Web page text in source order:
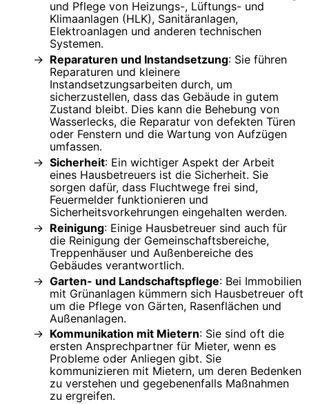
und Pflege von Heizungs-, Lüftungs- und
Klimaanlagen (HLK), Sanitäranlagen,
Elektroanlagen und anderen technischen
Systemen.
Reparaturen und Instandsetzung: Sie führen
Reparaturen und kleinere
Instandsetzungsarbeiten durch, um
sicherzustellen, dass das Gebäude in gutem
Zustand bleibt. Dies kann die Behebung von
Wasserlecks, die Reparatur von defekten Türen
oder Fenstern und die Wartung von Aufzügen
umfassen.
Sicherheit: Ein wichtiger Aspekt der Arbeit
eines Hausbetreuers ist die Sicherheit. Sie
sorgen dafür, dass Fluchtwege frei sind,
Feuermelder funktionieren und
Sicherheitsvorkehrungen eingehalten werden.
Reinigung: Einige Hausbetreuer sind auch für
die Reinigung der Gemeinschaftsbereiche,
Treppenhäuser und Außenbereiche des
Gebäudes verantwortlich.
Garten- und Landschaftspflege: Bei Immobilien
mit Grünanlagen kümmern sich Hausbetreuer oft
um die Pflege von Gärten, Rasenflächen und
Außenanlagen.
Kommunikation mit Mietern: Sie sind oft die
ersten Ansprechpartner für Mieter, wenn es
Probleme oder Anliegen gibt. Sie
kommunizieren mit Mietern, um deren Bedenken
zu verstehen und gegebenenfalls Maßnahmen
zu ergreifen.